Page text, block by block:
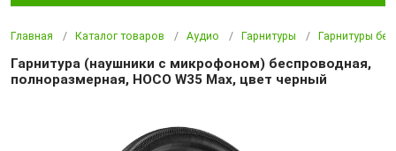
Главная Каталог товаров Аудио Гарнитуры Гарнитуры
Гарнитура (наушники с микрофоном) беспроводная,
полноразмерная, HOCO W35 Max, цвет черный